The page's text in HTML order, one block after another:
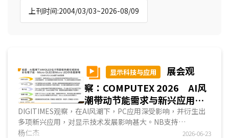
上刊时间:2004/03/03~2026-08/09
显示科技与应用
展会观
察：COMPUTEX 2026 AI风
潮带动节能需求与新兴应用
提升AMOLED在PC市占并扩大
电子纸和微显示器商机
DIGITIMES观察，在AI风潮下，PC应用深受影响，并衍生出
多项新兴应用，对显示技术发展影响甚大。NB支持
OpenClaw AI功能，对算力与节能要求趋严，有利于厂商改采
杨仁杰 2026-06-23